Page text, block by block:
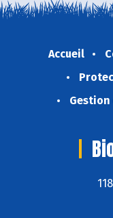
Accueil
Gestion